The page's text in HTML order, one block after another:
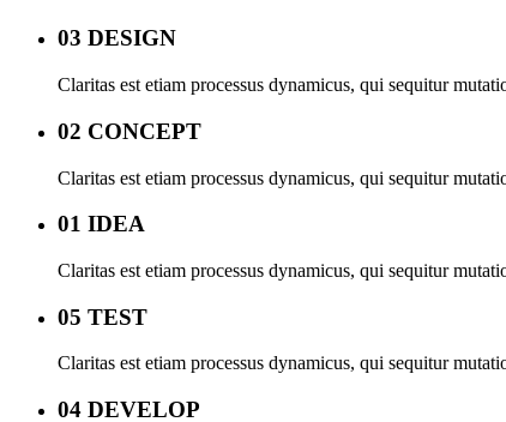
03 DESIGN
Claritas est etiam processus dynamicus, qui sequitur
02 CONCEPT
Claritas est etiam processus dynamicus, qui sequitur
01 IDEA
Claritas est etiam processus dynamicus, qui sequitur
05 TEST
Claritas est etiam processus dynamicus, qui sequitur
04 DEVELOP